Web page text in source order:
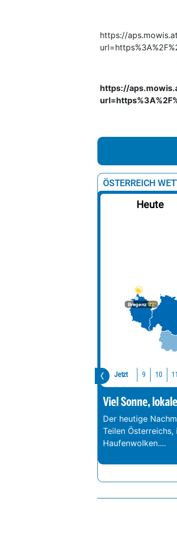
https://
https://
ÖSTERREICH
Heute
Bregenz22°
Jetzt 9 10 11
Viel Sonne,
Der heutige
Teilen
Haufenwolken....